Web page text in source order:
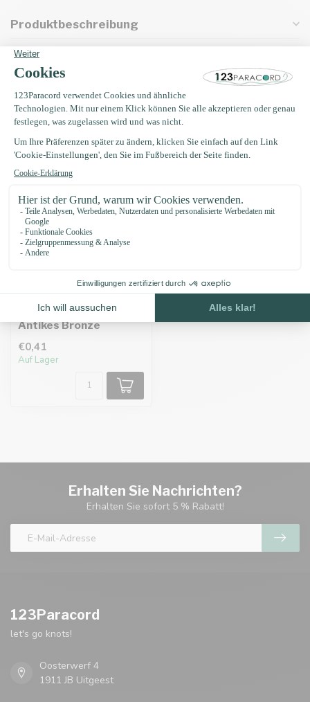
Produktbeschreibung
Eigenschaften
Zuletzt angesehen
O-ringe 20 X 3MM
Antikes Bronze
€0,41
Auf Lager
Erhalten Sie Nachrichten?
Erhalten Sie sofort 5 % Rabatt!
123Paracord
let's go knots!
Oosterwerf 4
1911 JB Uitgeest